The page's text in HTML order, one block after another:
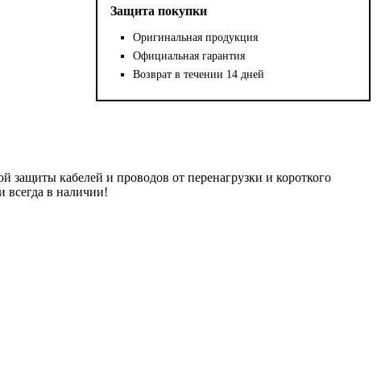
Защита покупки
Оригинальная продукция
Официальная гарантия
Возврат в течении 14 дней
кабелей и проводов от перенагрузки и короткого
всегда в наличии!